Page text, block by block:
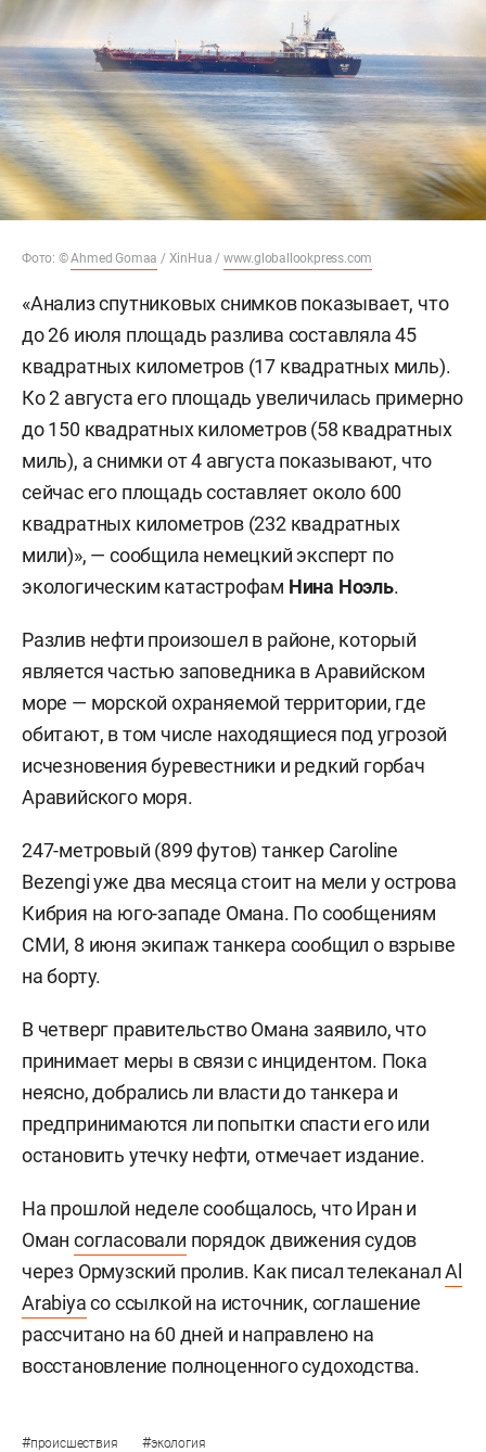
Фото: ©Ahmed Gomaa / XinHua / www.globallookpress.com
«Анализ спутниковых снимков показывает, что
до 26 июля площадь разлива составляла 45
квадратных километров (17 квадратных миль).
Ко 2 августа его площадь увеличилась примерно
до 150 квадратных километров (58 квадратных
миль), а снимки от 4 августа показывают, что
сейчас его площадь составляет около 600
квадратных километров (232 квадратных
мили)», — сообщила немецкий эксперт по
экологическим катастрофам Нина Ноэль.
Разлив нефти произошел в районе, который
является частью заповедника в Аравийском
море — морской охраняемой территории, где
обитают, в том числе находящиеся под угрозой
исчезновения буревестники и редкий горбач
Аравийского моря.
247-метровый (899 футов) танкер Caroline
Bezengi уже два месяца стоит на мели у острова
Кибрия на юго-западе Омана. По сообщениям
СМИ, 8 июня экипаж танкера сообщил о взрыве
на борту.
В четверг правительство Омана заявило, что
принимает меры в связи с инцидентом. Пока
неясно, добрались ли власти до танкера и
предпринимаются ли попытки спасти его или
остановить утечку нефти, отмечает издание.
На прошлой неделе сообщалось, что Иран и
Оман согласовали порядок движения судов
через Ормузский пролив. Как писал телеканалAl
Arabiyaсо ссылкой на источник, соглашение
рассчитано на 60 дней и направлено на
восстановление полноценного судоходства.
#происшествия #экология